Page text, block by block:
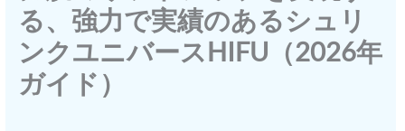
る、強力で実績のあるシュリ
ンクユニバースHIFU（2026年
ガイド）